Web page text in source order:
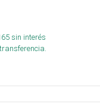
sin interés